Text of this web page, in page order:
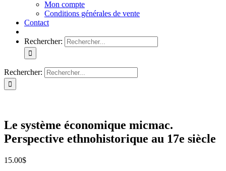
Mon compte
Conditions générales de vente
Contact
Rechercher:
Rechercher:
Le système économique micmac.
Perspective ethnohistorique au 17e siècle
15.00$